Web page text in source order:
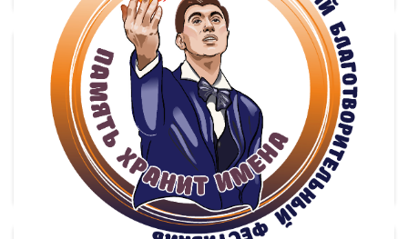
16:20
Смоленск
Смоленск, ул. Кашена, д. 13
1 ч. 14 м 09 авг17:34
Шаталово
Шаталово
Детали рейса
Подробнее
о маршруте
343.47 руб.
53 свободных мест
Выбрать